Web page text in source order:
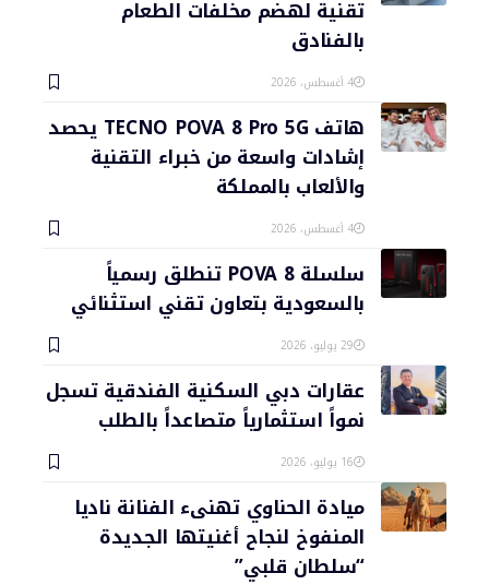
تقنية لهضم مخلفات الطعام
بالفنادق
4 أغسطس، 2026
هاتف TECNO POVA 8 Pro 5G يحصد
إشادات واسعة من خبراء التقنية
والألعاب بالمملكة
4 أغسطس، 2026
سلسلة POVA 8 تنطلق رسمياً
بالسعودية بتعاون تقني استثنائي
29 يوليو، 2026
عقارات دبي السكنية الفندقية تسجل
نمواً استثمارياً متصاعداً بالطلب
16 يوليو، 2026
ميادة الحناوي تهنىء الفنانة ناديا
المنفوخ لنجاح أغنيتها الجديدة
“سلطان قلبي”